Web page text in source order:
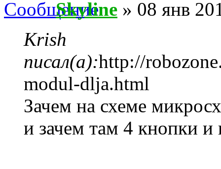
Skyline » 08 янв
Krish
писал(а):http://
modul-dlja.html
Зачем на схеме
и зачем там 4 кнопки и